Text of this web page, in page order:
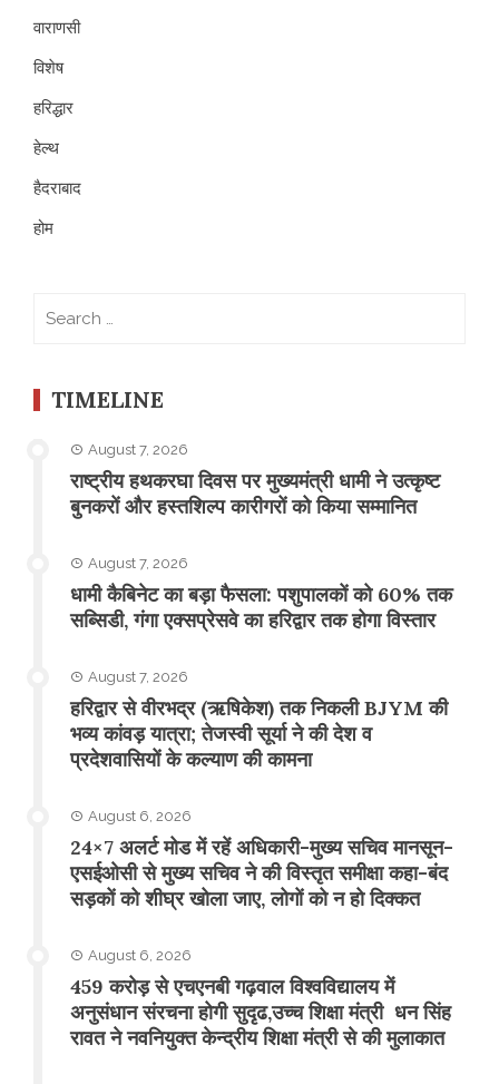
वाराणसी
विशेष
हरिद्धार
हेल्थ
हैदराबाद
होम
TIMELINE
August 7, 2026
राष्ट्रीय हथकरघा दिवस पर मुख्यमंत्री धामी ने उत्कृष्ट
बुनकरों और हस्तशिल्प कारीगरों को किया सम्मानित
August 7, 2026
​धामी कैबिनेट का बड़ा फैसला: पशुपालकों को 60% तक
सब्सिडी, गंगा एक्सप्रेसवे का हरिद्वार तक होगा विस्तार
August 7, 2026
​हरिद्वार से वीरभद्र (ऋषिकेश) तक निकली BJYM की
भव्य कांवड़ यात्रा; तेजस्वी सूर्या ने की देश व
प्रदेशवासियों के कल्याण की कामना
August 6, 2026
24×7 अलर्ट मोड में रहें अधिकारी-मुख्य सचिव मानसून-
एसईओसी से मुख्य सचिव ने की विस्तृत समीक्षा कहा-बंद
सड़कों को शीघ्र खोला जाए, लोगों को न हो दिक्कत
August 6, 2026
459 करोड़ से एचएनबी गढ़वाल विश्वविद्यालय में
अनुसंधान संरचना होगी सुदृढ,उच्च शिक्षा मंत्री धन सिंह
रावत ने नवनियुक्त केन्द्रीय शिक्षा मंत्री से की मुलाकात